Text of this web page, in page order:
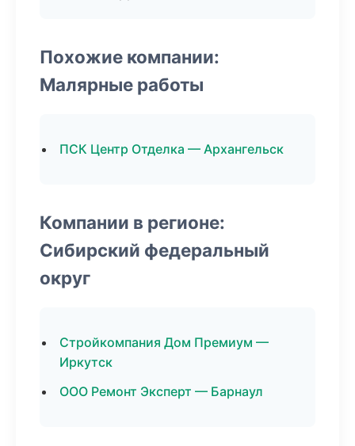
Похожие компании:
Малярные работы
ПСК Центр Отделка — Архангельск
Компании в регионе:
Сибирский федеральный
округ
Стройкомпания Дом Премиум —
Иркутск
ООО Ремонт Эксперт — Барнаул